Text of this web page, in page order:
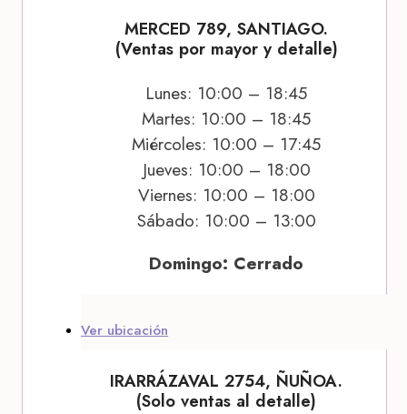
MERCED 789, SANTIAGO.
(Ventas por mayor y detalle)
Lunes: 10:00 – 18:45
Martes: 10:00 – 18:45
Miércoles: 10:00 – 17:45
Jueves: 10:00 – 18:00
Viernes: 10:00 – 18:00
Sábado: 10:00 – 13:00
Domingo: Cerrado
Ver ubicación
IRARRÁZAVAL 2754, ÑUÑOA.
(Solo ventas al detalle)